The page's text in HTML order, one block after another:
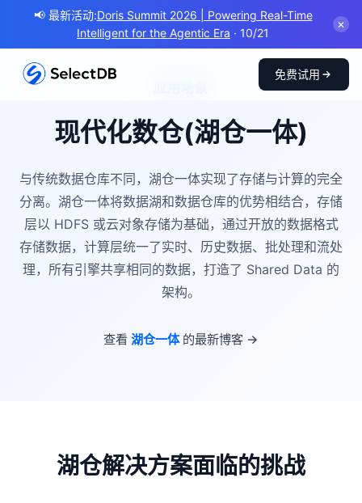
📢 最新活动:Doris Summit 2026 | Powering Real-Time
Intelligent for the Agentic Era · 10/21
✕
免费试用
现代化数仓(湖仓一体)
与传统数据仓库不同，湖仓一体实现了存储与计算的完全
分离。湖仓一体将数据湖和数据仓库的优势相结合，存储
层以 HDFS 或云对象存储为基础，通过开放的数据格式
存储数据，计算层统一了实时、历史数据、批处理和流处
理，所有引擎共享相同的数据，打造了 Shared Data 的
架构。
查看 湖仓一体的最新博客 →
湖仓解决方案面临的挑战